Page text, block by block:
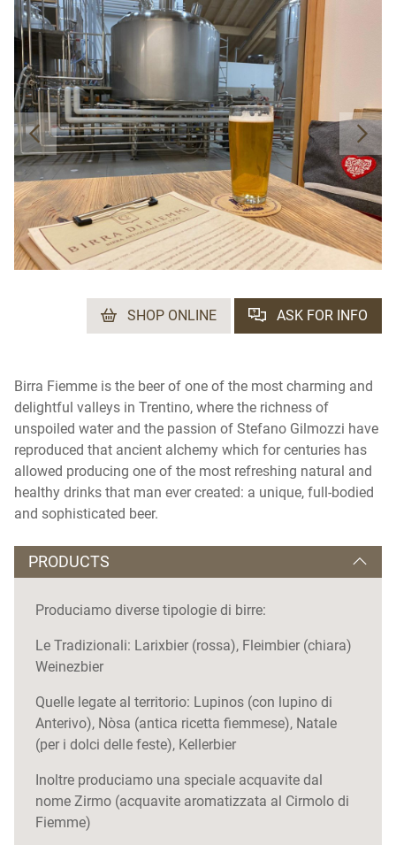
SHOP ONLINE ASK FOR INFO
Birra Fiemme is the beer of one of the most charming and
delightful valleys in Trentino, where the richness of
unspoiled water and the passion of Stefano Gilmozzi have
reproduced that ancient alchemy which for centuries has
allowed producing one of the most refreshing natural and
healthy drinks that man ever created: a unique, full-bodied
and sophisticated beer.
PRODUCTS
Produciamo diverse tipologie di birre:
Le Tradizionali: Larixbier (rossa), Fleimbier (chiara)
Weinezbier
Quelle legate al territorio: Lupinos (con lupino di
Anterivo), Nòsa (antica ricetta fiemmese), Natale
(per i dolci delle feste), Kellerbier
Inoltre produciamo una speciale acquavite dal
nome Zirmo (acquavite aromatizzata al Cirmolo di
Fiemme)